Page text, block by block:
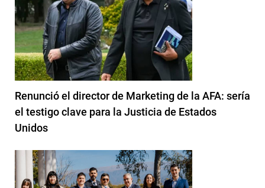
Renunció el director de Marketing de la AFA: sería
el testigo clave para la Justicia de Estados
Unidos